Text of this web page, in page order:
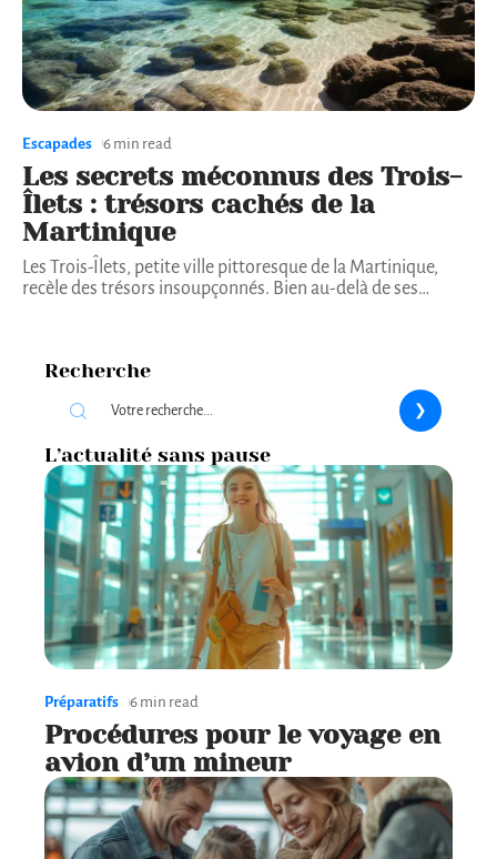
Escapades 6 min read
Les secrets méconnus des Trois-
Îlets : trésors cachés de la
Martinique
Les Trois-Îlets, petite ville pittoresque de la Martinique,
recèle des trésors insoupçonnés. Bien au-delà de ses…
Recherche
L’actualité sans pause
Préparatifs 6 min read
Procédures pour le voyage en
avion d’un mineur